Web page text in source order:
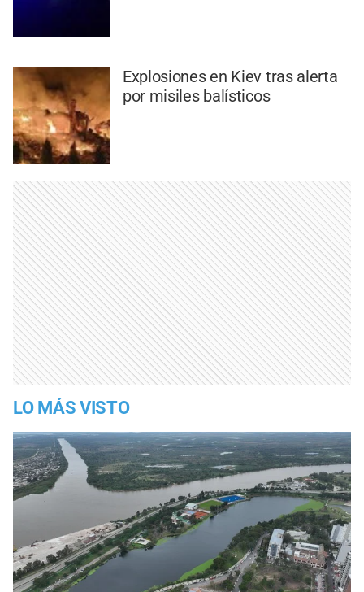
Explosiones en Kiev tras alerta
por misiles balísticos
LO MÁS VISTO